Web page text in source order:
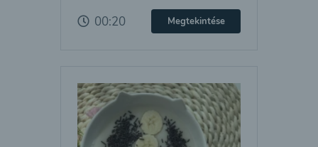
00:20 Megtekintése